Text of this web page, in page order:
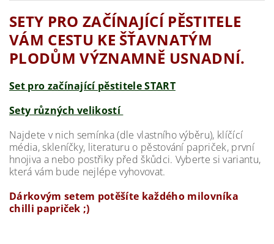
SETY PRO ZAČÍNAJÍCÍ PĚSTITELE
VÁM CESTU KE ŠŤAVNATÝM
PLODŮM VÝZNAMNĚ USNADNÍ.
Set pro začínající pěstitele START
Sety různých velikostí
Najdete v nich semínka (dle vlastního výběru), klíčící
média, skleníčky, literaturu o pěstování papriček, první
hnojiva a nebo postřiky před škůdci. Vyberte si variantu,
která vám bude nejlépe vyhovovat.
Dárkovým setem potěšíte každého milovníka
chilli papriček ;)